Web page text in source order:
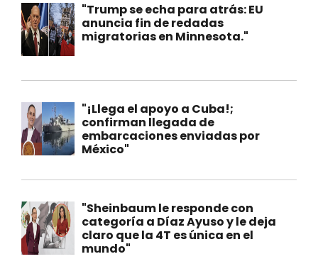
"Trump se echa para atrás: EU
anuncia fin de redadas
migratorias en Minnesota."
"¡Llega el apoyo a Cuba!;
confirman llegada de
embarcaciones enviadas por
México"
"Sheinbaum le responde con
categoría a Díaz Ayuso y le deja
claro que la 4T es única en el
mundo"